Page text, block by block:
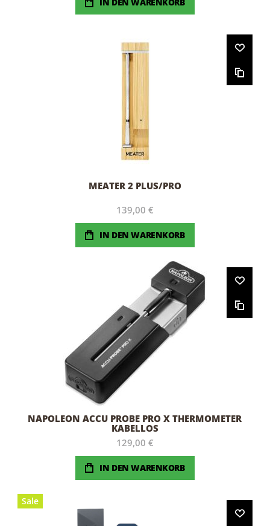
MEATER 2 PLUS/PRO
139,00 €
IN DEN WARENKORB
NAPOLEON ACCU PROBE PRO X THERMOMETER
KABELLOS
129,00 €
IN DEN WARENKORB
Sale